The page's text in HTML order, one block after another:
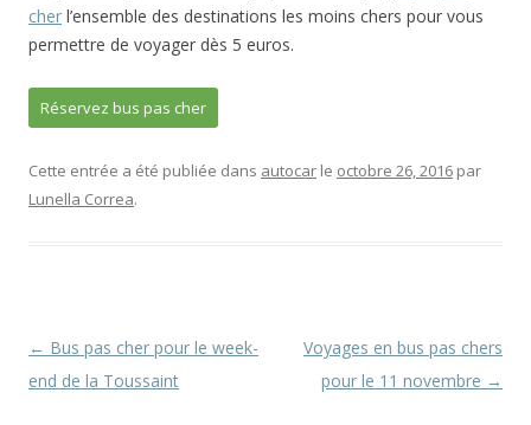
cher l’ensemble des destinations les moins chers pour vous
permettre de voyager dès 5 euros.
Réservez bus pas cher
Cette entrée a été publiée dans autocar le octobre 26, 2016 par
Lunella Correa.
Navigation
des
← Bus pas cher pour le week-
end de la Toussaint
Voyages en bus pas chers
pour le 11 novembre →